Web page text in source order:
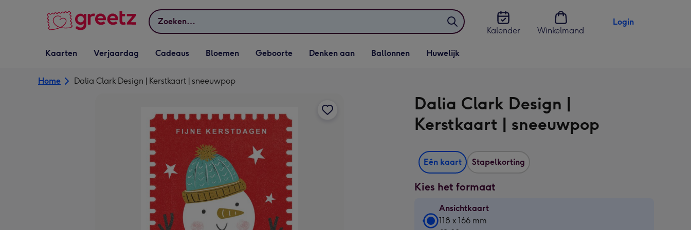
Zoeken
Kalender
Winkelmand
Login
Vervolgkeuzelijst
Kaarten openen
Kaarten
Vervolgkeuzelijst
Verjaardag openen
Verjaardag
Vervolgkeuzelijst
Cadeaus openen
Cadeaus
Vervolgkeuzelijst
Bloemen openen
Bloemen
Vervolgkeuzelijst
Geboorte openen
Geboorte
Vervolgkeuzelijst
Denken aan openen
Denken aan
Vervolgkeuzelijst
Ballonnen openen
Ballonnen
Vervolgkeuzelijst
Huwelijk openen
Huwelijk
Home Dalia Clark Design | Kerstkaart | sneeuwpop
Dalia Clark Design |
Kerstkaart | sneeuwpop
Eén kaart Stapelkorting
Kies het formaat
Ansichtkaart
Ansichtkaart
118 x 166 mm